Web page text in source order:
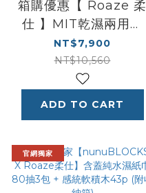
箱購優惠【 Roaze 柔
仕 】MIT乾濕兩用多
用途布巾 | 洗澡巾 50
片 X 88 盒
NT$7,900
NT$10,560
ADD TO CART
官網獨家